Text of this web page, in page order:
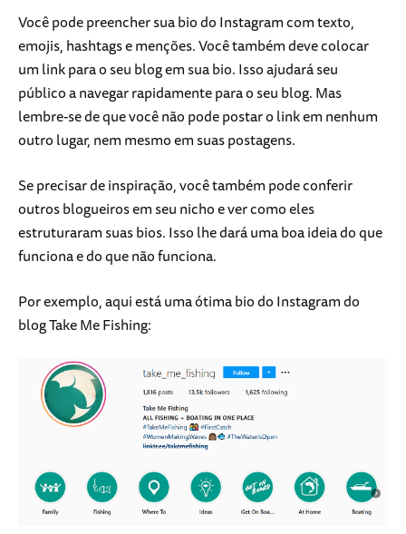
Você pode preencher sua bio do Instagram com texto,
emojis, hashtags e menções. Você também deve colocar
um link para o seu blog em sua bio. Isso ajudará seu
público a navegar rapidamente para o seu blog. Mas
lembre-se de que você não pode postar o link em nenhum
outro lugar, nem mesmo em suas postagens.
Se precisar de inspiração, você também pode conferir
outros blogueiros em seu nicho e ver como eles
estruturaram suas bios. Isso lhe dará uma boa ideia do que
funciona e do que não funciona.
Por exemplo, aqui está uma ótima bio do Instagram do
blog Take Me Fishing: